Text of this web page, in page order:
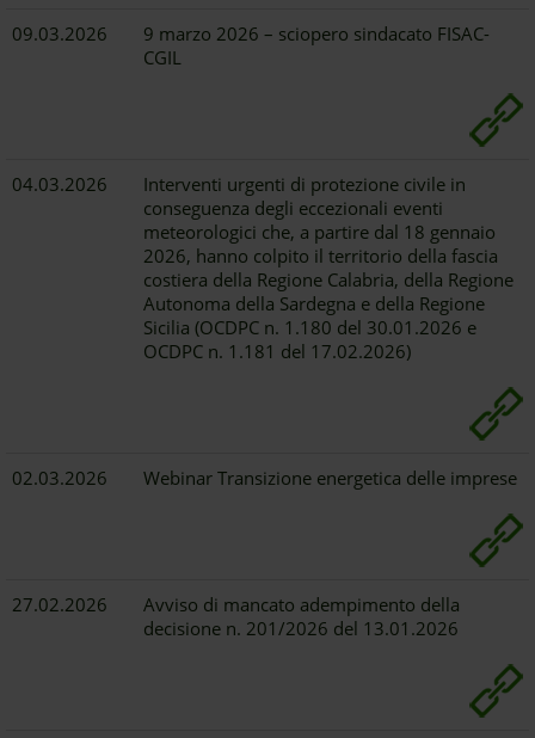
09.03.2026
9 marzo 2026 – sciopero sindacato FISAC-
CGIL
04.03.2026
Interventi urgenti di protezione civile in
conseguenza degli eccezionali eventi
meteorologici che, a partire dal 18 gennaio
2026, hanno colpito il territorio della fascia
costiera della Regione Calabria, della Regione
Autonoma della Sardegna e della Regione
Sicilia (OCDPC n. 1.180 del 30.01.2026 e
OCDPC n. 1.181 del 17.02.2026)
02.03.2026 Webinar Transizione energetica delle imprese
27.02.2026
Avviso di mancato adempimento della
decisione n. 201/2026 del 13.01.2026